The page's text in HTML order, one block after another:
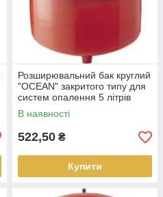
Розширювальний бак круглий
"OCEAN" закритого типу для
систем опалення 5 літрів
В наявності
522,50 ₴
Купити